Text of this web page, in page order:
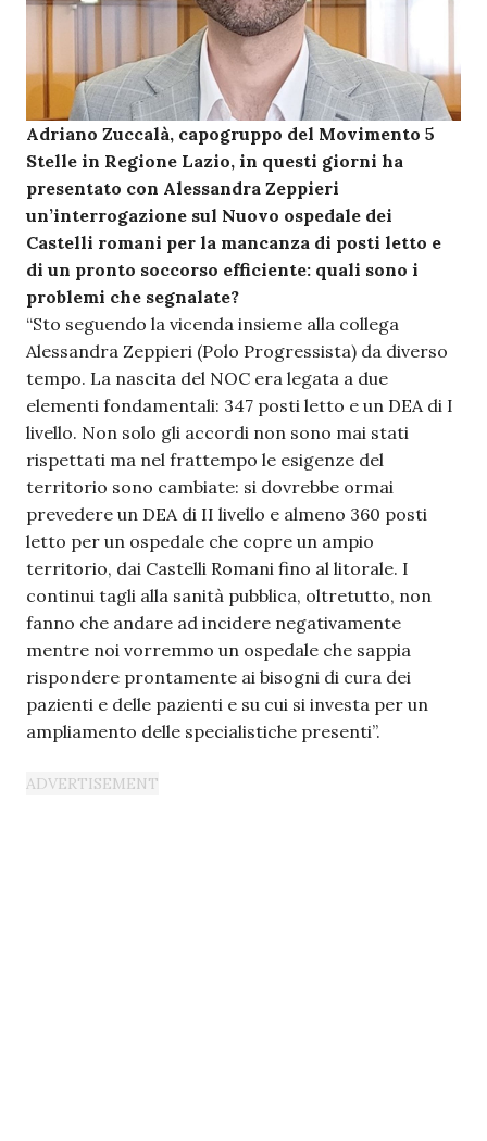
Adriano Zuccalà, capogruppo del Movimento 5
Stelle in Regione Lazio, in questi giorni ha
presentato con Alessandra Zeppieri
un’interrogazione sul Nuovo ospedale dei
Castelli romani per la mancanza di posti letto e
di un pronto soccorso efficiente: quali sono i
problemi che segnalate?
“Sto seguendo la vicenda insieme alla collega
Alessandra Zeppieri (Polo Progressista) da diverso
tempo. La nascita del NOC era legata a due
elementi fondamentali: 347 posti letto e un DEA di I
livello. Non solo gli accordi non sono mai stati
rispettati ma nel frattempo le esigenze del
territorio sono cambiate: si dovrebbe ormai
prevedere un DEA di II livello e almeno 360 posti
letto per un ospedale che copre un ampio
territorio, dai Castelli Romani fino al litorale. I
continui tagli alla sanità pubblica, oltretutto, non
fanno che andare ad incidere negativamente
mentre noi vorremmo un ospedale che sappia
rispondere prontamente ai bisogni di cura dei
pazienti e delle pazienti e su cui si investa per un
ampliamento delle specialistiche presenti”.